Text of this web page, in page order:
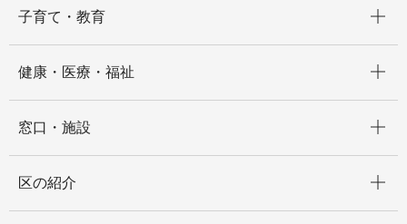
子育て・教育
健康・医療・福祉
窓口・施設
区の紹介